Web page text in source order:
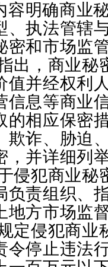
容明确商业
、执法管辖
密和市场监
出，商业秘
值并经权利
信息等商业
的相应保密
欺诈、胁迫
，并详细列
侵犯商业秘
负责组织、
地方市场监
定侵犯商业
令停止违法